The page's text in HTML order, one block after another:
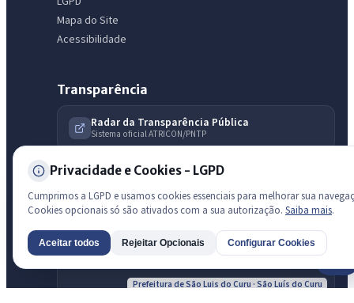
Mapa do Site
Acessibilidade
Transparência
Radar da Transparência Pública
Sistema oficial ATRICON/PNTP
Diagnóstico Atricon
Índice de transparência
Prefeitura de São Luis do Curu · São Luís do Curu
Privacidade e Cookies - LGPD
Cumprimos a LGPD e usamos cookies essenciais para melhorar sua
Cookies opcionais só são ativados com a sua autorização. Saiba mais.
Aceitar todos Rejeitar Opcionais Configurar Cookies